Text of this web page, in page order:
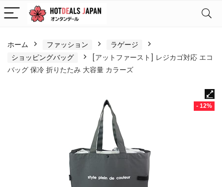
ホーム ファッション
ラゲージ
ショッピングバッグ
[アットファースト] レジカゴ対応 エコ
バッグ 保冷 折りたたみ 大容量 カラーズ
- 12%